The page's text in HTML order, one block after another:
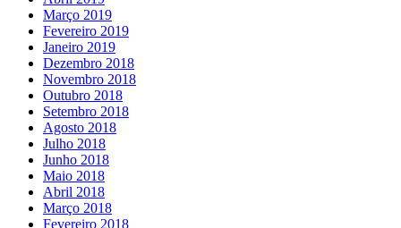
Março 2019
Fevereiro 2019
Janeiro 2019
Dezembro 2018
Novembro 2018
Outubro 2018
Setembro 2018
Agosto 2018
Julho 2018
Junho 2018
Maio 2018
Abril 2018
Março 2018
Fevereiro 2018